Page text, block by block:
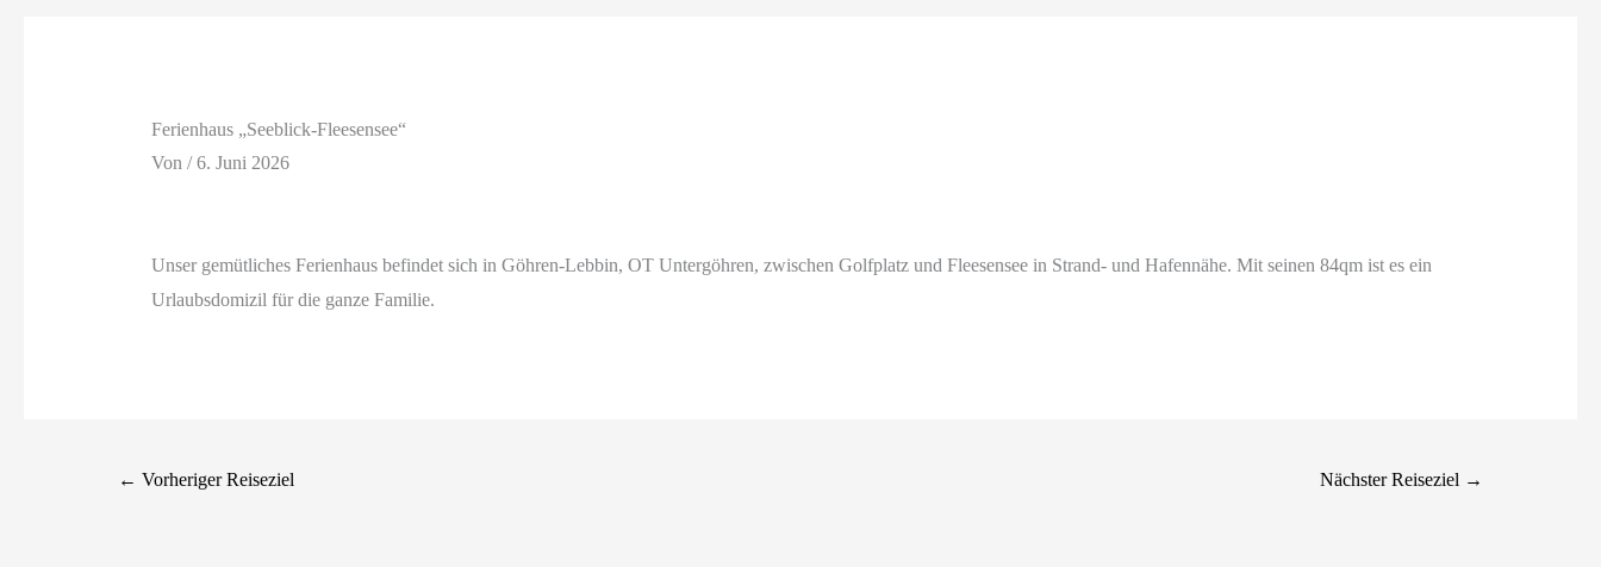
Ferienhaus „Seeblick-Fleesensee“
Von /6. Juni 2026
Unser gemütliches Ferienhaus befindet sich in Göhren-Lebbin, OT Untergöhren, zwischen Golfplatz und Fleesensee in Strand- und Hafennähe. Mit seinen 84qm ist es ein
Urlaubsdomizil für die ganze Familie.
← Vorheriger Reiseziel Nächster Reiseziel →